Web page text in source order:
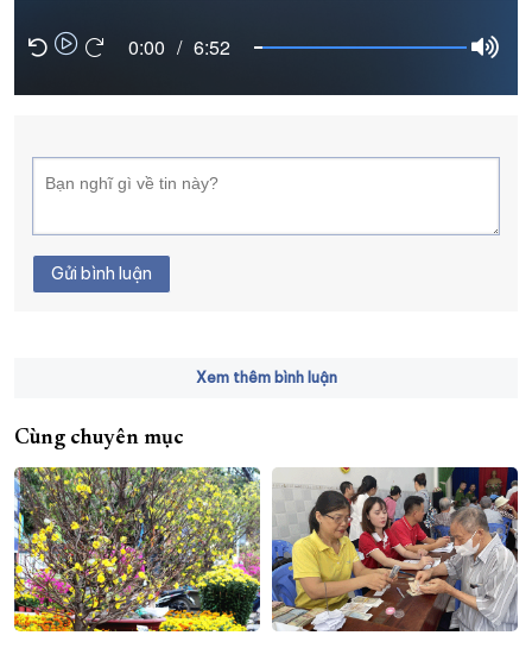
XÂY DỰNG KHÁNH HÒA TRỞ THÀNH THÀNH PHỐ TRỰC THUỘC
0:00 / 6:52
Gửi bình luận
Xem thêm bình luận
Cùng chuyên mục